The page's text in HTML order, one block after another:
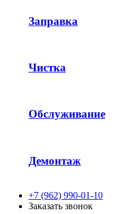
Заправка
Чистка
Обслуживание
Демонтаж
+7 (962) 990-01-10
Заказать звонок